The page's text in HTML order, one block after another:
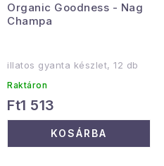
Organic Goodness - Nag
Champa
illatos gyanta készlet, 12 db
Raktáron
Ft1 513
KOSÁRBA